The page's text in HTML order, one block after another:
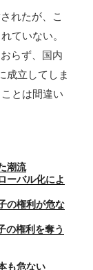
れたが、こ
ていない。
らず、国内
成立してしま
とは間違い
潮流
ーバル化によ
の権利が危な
の権利を奪う
も危ない